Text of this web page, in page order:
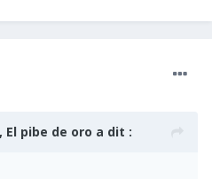
El pibe de oro a dit :